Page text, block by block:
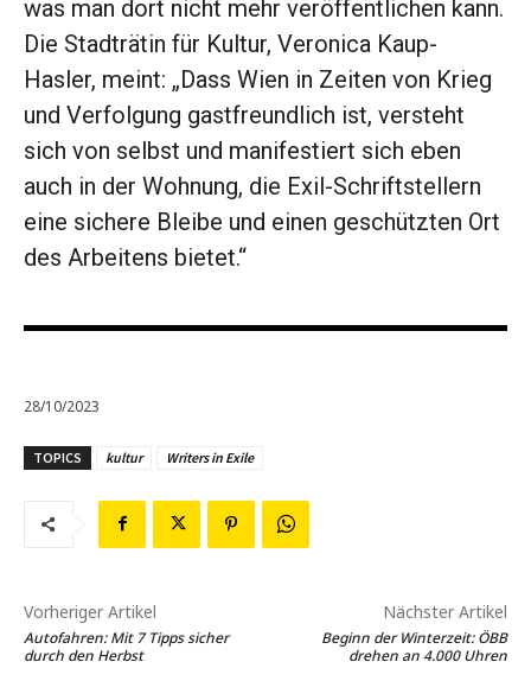
was man dort nicht mehr veröffentlichen kann.
Die Stadträtin für Kultur, Veronica Kaup-
Hasler, meint: „Dass Wien in Zeiten von Krieg
und Verfolgung gastfreundlich ist, versteht
sich von selbst und manifestiert sich eben
auch in der Wohnung, die Exil-Schriftstellern
eine sichere Bleibe und einen geschützten Ort
des Arbeitens bietet.“
28/10/2023
TOPICS kultur Writers in Exile
Vorheriger Artikel
Autofahren: Mit 7 Tipps sicher
durch den Herbst
Nächster Artikel
Beginn der Winterzeit: ÖBB
drehen an 4.000 Uhren